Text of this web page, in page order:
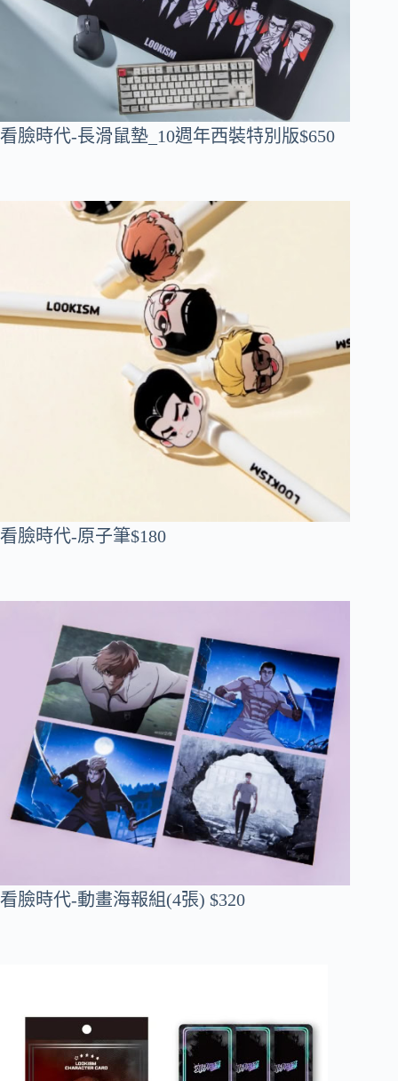
看臉時代-長滑鼠墊_10週年西裝特別版$650
看臉時代-原子筆$180
看臉時代-動畫海報組(4張) $320